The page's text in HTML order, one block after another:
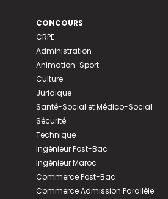
CONCOURS
CRPE
Administration
Animation-Sport
Culture
Juridique
Santé-Social et Médico-Social
Sécurité
Technique
Ingénieur Post-Bac
Ingénieur Maroc
Commerce Post-Bac
Commerce Admission Parallèle